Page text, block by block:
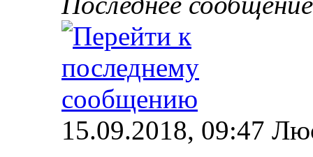
15.09.2018, 09:47